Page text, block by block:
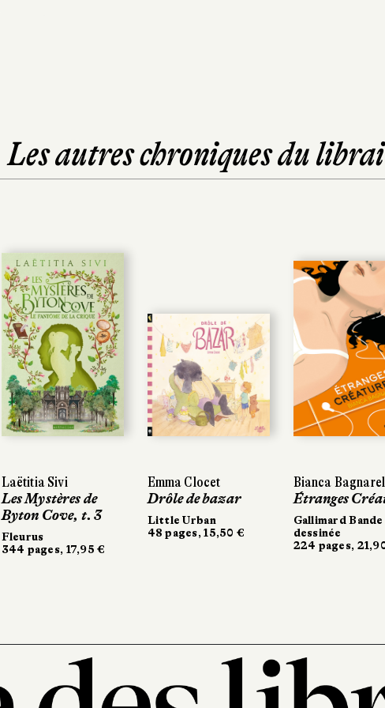
Les autres chroniques du
Laëtitia Sivi
Les Mystères de
Byton Cove, t. 3
Fleurus
344 pages, 17,95 €
Emma Clocet
Drôle de bazar
Little Urban
48 pages, 15,50 €
Bianca
Étranges
Gallimard Bande
dessinée
224 pages,